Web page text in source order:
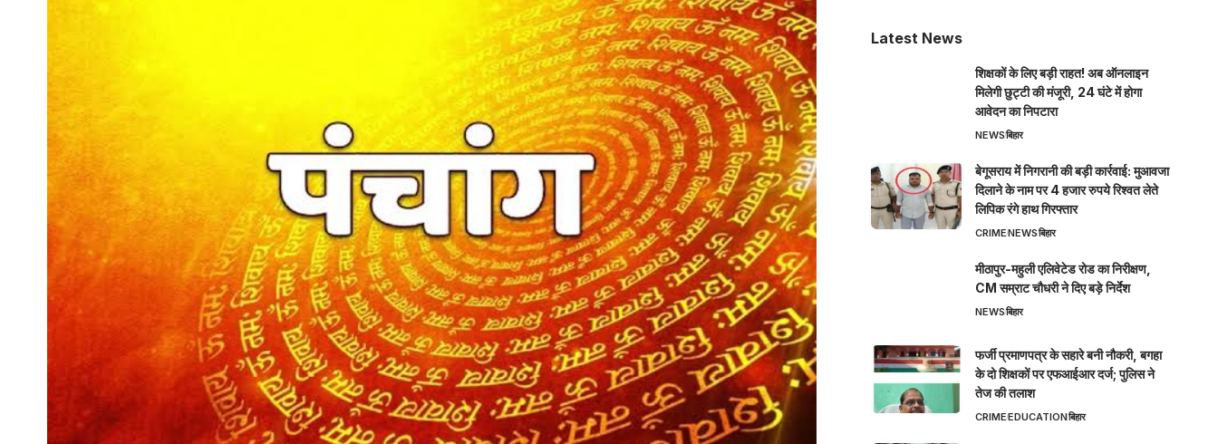
Latest News
शिक्षकों के लिए बड़ी राहत! अब ऑनलाइन
मिलेगी छुट्टी की मंजूरी, 24 घंटे में होगा
आवेदन का निपटारा
NEWSबिहार
बेगूसराय में निगरानी की बड़ी कार्रवाई: मुआवजा
दिलाने के नाम पर 4 हजार रुपये रिश्वत लेते
लिपिक रंगे हाथ गिरफ्तार
CRIMENEWSबिहार
मीठापुर-महुली एलिवेटेड रोड का निरीक्षण,
CM सम्राट चौधरी ने दिए बड़े निर्देश
NEWSबिहार
फर्जी प्रमाणपत्र के सहारे बनी नौकरी, बगहा
के दो शिक्षकों पर एफआईआर दर्ज; पुलिस ने
तेज की तलाश
CRIMEEDUCATIONबिहार